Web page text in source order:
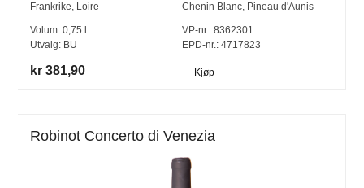
Frankrike, Loire Chenin Blanc, Pineau d'Aunis
Volum:0,75
Utvalg: BU
VP-nr.:8362301
EPD-nr.: 4717823
kr 381,90 Kjøp
Robinot Concerto di Venezia